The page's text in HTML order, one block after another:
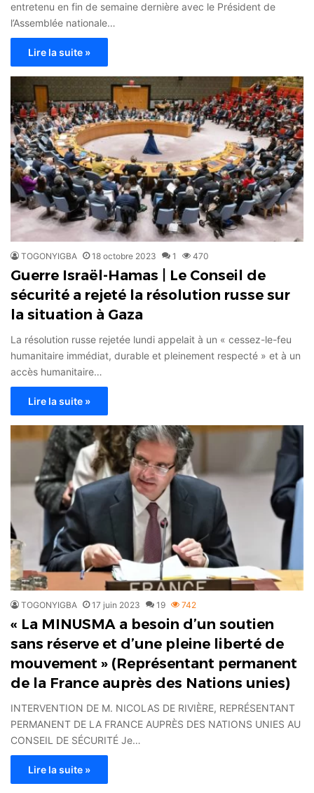
entretenu en fin de semaine dernière avec le Président de
l’Assemblée nationale…
Lire la suite »
TOGONYIGBA 18 octobre 2023 1 470
Guerre Israël-Hamas | Le Conseil de
sécurité a rejeté la résolution russe sur
la situation à Gaza
La résolution russe rejetée lundi appelait à un « cessez-le-feu
humanitaire immédiat, durable et pleinement respecté » et à un
accès humanitaire…
Lire la suite »
TOGONYIGBA 17 juin 2023 19 742
« La MINUSMA a besoin d’un soutien
sans réserve et d’une pleine liberté de
mouvement » (Représentant permanent
de la France auprès des Nations unies)
INTERVENTION DE M. NICOLAS DE RIVIÈRE, REPRÉSENTANT
PERMANENT DE LA FRANCE AUPRÈS DES NATIONS UNIES AU
CONSEIL DE SÉCURITÉ Je…
Lire la suite »